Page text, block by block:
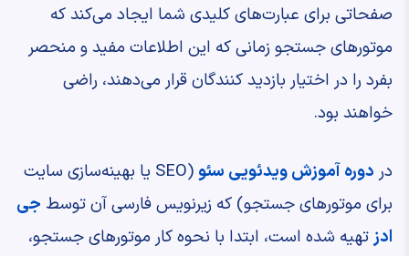
صفحاتی برای عبارت‌های کلیدی شما ایجاد می‌کند که
موتورهای جستجو زمانی که این اطلاعات مفید و منحصر
بفرد را در اختیار بازدید کنندگان قرار می‌دهند، راضی
خواهند بود.
در دوره آموزش ویدئویی سئو
(SEO یا بهینه‌سازی سایت
برای موتورهای جستجو) که زیرنویس فارسی آن توسط جی
ادزتهیه شده است، ابتدا با نحوه کار موتورهای جستجو،